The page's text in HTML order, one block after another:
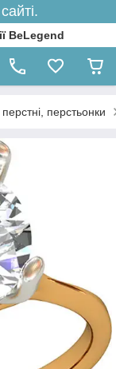
BeLegend
перстьонки